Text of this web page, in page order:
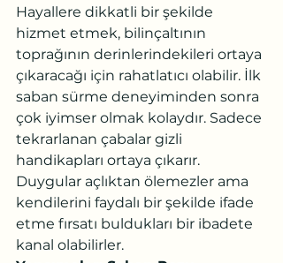
Hayallere dikkatli bir şekilde
hizmet etmek, bilinçaltının
toprağının derinlerindekileri ortaya
çıkaracağı için rahatlatıcı olabilir. İlk
saban sürme deneyiminden sonra
çok iyimser olmak kolaydır. Sadece
tekrarlanan çabalar gizli
handikapları ortaya çıkarır.
Duygular açlıktan ölemezler ama
kendilerini faydalı bir şekilde ifade
etme fırsatı buldukları bir ibadete
kanal olabilirler.